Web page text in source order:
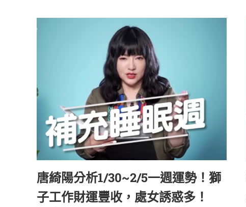
內
容，
二
你
和
CBOOK
唐綺陽分析1/30~2/5一週運勢！獅
子工作財運豐收，處女誘惑多！